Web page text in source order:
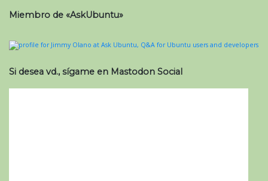
Miembro de «AskUbuntu»
Si desea vd., sígame en Mastodon Social